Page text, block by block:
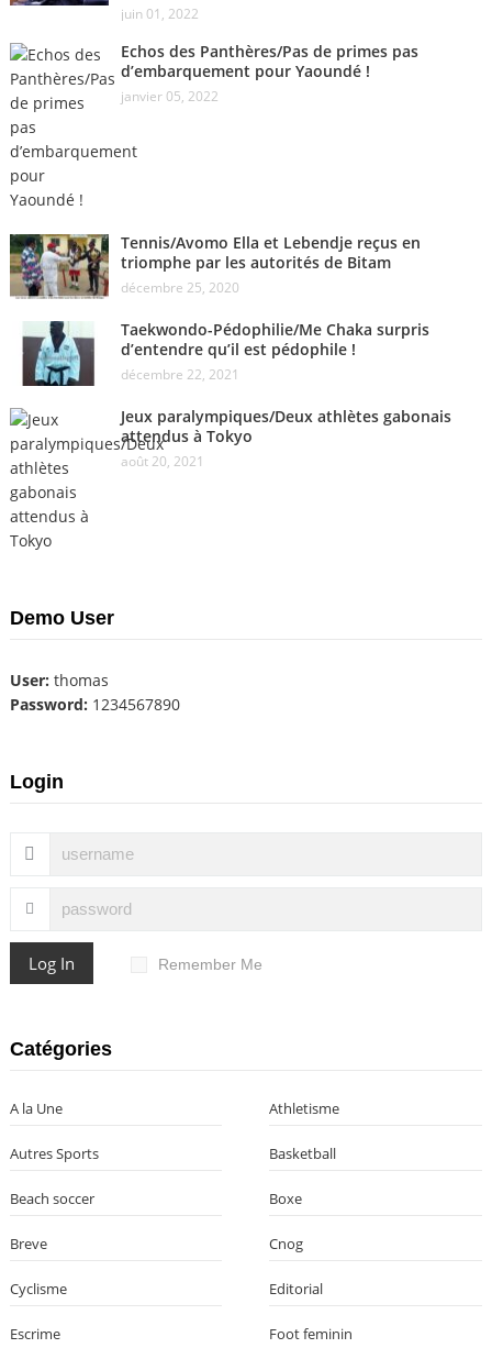
juin 01, 2022
Echos des Panthères/Pas de primes pas
d’embarquement pour Yaoundé !
janvier 05, 2022
Tennis/Avomo Ella et Lebendje reçus en
triomphe par les autorités de Bitam
décembre 25, 2020
Taekwondo-Pédophilie/Me Chaka surpris
d’entendre qu’il est pédophile !
décembre 22, 2021
Jeux paralympiques/Deux athlètes gabonais
attendus à Tokyo
août 20, 2021
Demo User
User: thomas
Password: 1234567890
Login
Log In Remember Me
Catégories
A la Une Athletisme
Autres Sports Basketball
Beach soccer Boxe
Breve Cnog
Cyclisme Editorial
Escrime Foot feminin